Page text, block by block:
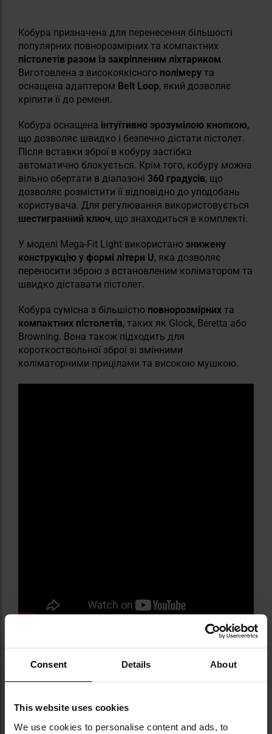
Consent Details About
This website uses cookies
We use cookies to personalise content and ads, to
Кобура призначена для перенесення більшості
популярних повнорозмірних та компактних
пістолетів разом із закріпленим ліхтариком.
Виготовлена з високоякісного полімеру та
оснащена адаптером Belt Loop, який дозволяє
кріпити її до ременя.
Кобура оснащена інтуїтивно зрозумілою кнопкою,
що дозволяє швидко і безпечно дістати пістолет.
Після вставки зброї в кобуру застібка
автоматично блокується. Крім того, кобуру можна
вільно обертати в діапазоні 360 градусів, що
дозволяє розмістити її відповідно до уподобань
користувача. Для регулювання використовується
шестигранний ключ, що знаходиться в комплекті.
У моделі Mega-Fit Light використано знижену
конструкцію у формі літери U, яка дозволяє
переносити зброю з встановленим коліматором та
швидко діставати пістолет.
Кобура сумісна з більшістю повнорозмірних та
компактних пістолетів, таких як Glock, Beretta або
Browning. Вона також підходить для
короткоствольної зброї зі змінними
коліматорними прицілами та високою мушкою.
Технічні характеристики
Колір: Black
Виробник:Cytac, КНР
ТЕХНІЧНІ ДАНІ